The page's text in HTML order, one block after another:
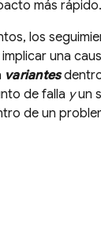
más rápido.
los
una
variantes
de falla yun
de un